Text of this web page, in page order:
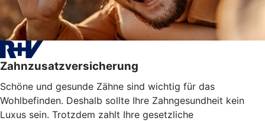
Zahnzusatzversicherung
Schöne und gesunde Zähne sind wichtig für das
Wohlbefinden. Deshalb sollte Ihre Zahngesundheit kein
Luxus sein. Trotzdem zahlt Ihre gesetzliche